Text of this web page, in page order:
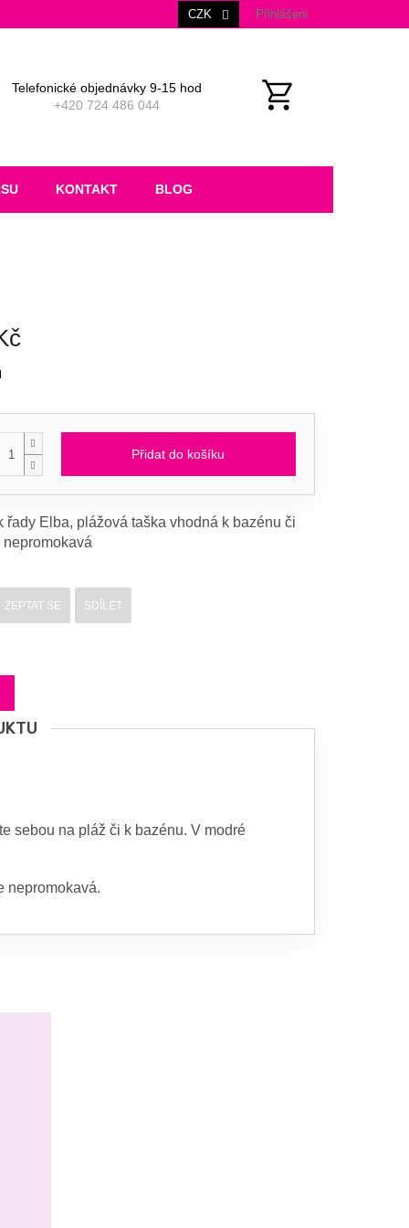
CZK Přihlášení
Telefonické objednávky 9-15 hod
+420 724 486 044
KONTAKT BLOG
Přidat do košíku
řady Elba, plážová taška vhodná k bazénu či
nepromokavá
ZEPTAT SE SDÍLET
sebou na pláž či k bazénu. V modré
nepromokavá.